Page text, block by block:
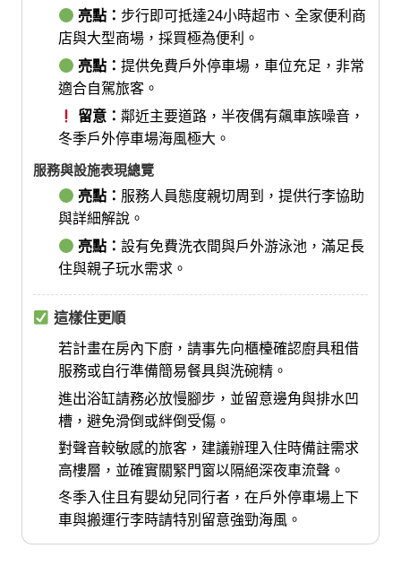
亮點： 步行即可抵達24小時超市、全家便利商
店與大型商場，採買極為便利。
亮點：提供免費戶外停車場，車位充足，非常
適合自駕旅客。
留意：鄰近主要道路，半夜偶有飆車族噪音，
冬季戶外停車場海風極大。
服務與設施表現總覽
亮點：服務人員態度親切周到，提供行李協助
與詳細解說。
亮點：設有免費洗衣間與戶外游泳池，滿足長
住與親子玩水需求。
這樣住更順
若計畫在房內下廚，請事先向櫃檯確認廚具租借
服務或自行準備簡易餐具與洗碗精。
進出浴缸請務必放慢腳步，並留意邊角與排水凹
槽，避免滑倒或絆倒受傷。
對聲音較敏感的旅客，建議辦理入住時備註需求
高樓層，並確實關緊門窗以隔絕深夜車流聲。
冬季入住且有嬰幼兒同行者，在戶外停車場上下
車與搬運行李時請特別留意強勁海風。